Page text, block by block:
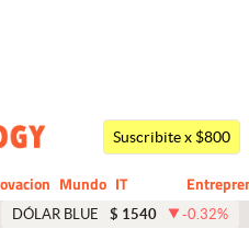
Suscribite x $800
Mundo
CIO
IT
Business
DÓLAR BLUE $ 1540 -0.32%